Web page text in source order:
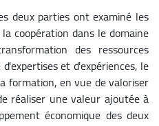
deux parties ont examiné les
coopération dans le domaine
des ressources
et d'expériences, le
formation, en vue de valoriser
réaliser une valeur ajoutée à
économique des deux